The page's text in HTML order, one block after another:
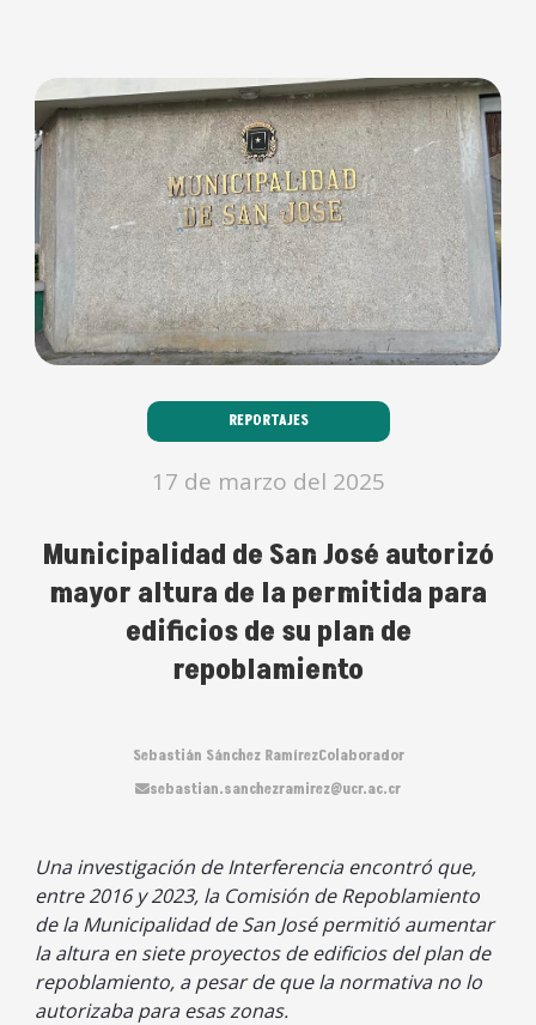
REPORTAJES
17 de marzo del 2025
Municipalidad de San José autorizó
mayor altura de la permitida para
edificios de su plan de
repoblamiento
Sebastián Sánchez RamírezColaborador
sebastian.sanchezramirez@ucr.ac.cr
Una investigación de Interferencia encontró que,
entre 2016 y 2023, la Comisión de Repoblamiento
de la Municipalidad de San José permitió aumentar
la altura en siete proyectos de edificios del plan de
repoblamiento, a pesar de que la normativa no lo
autorizaba para esas zonas.